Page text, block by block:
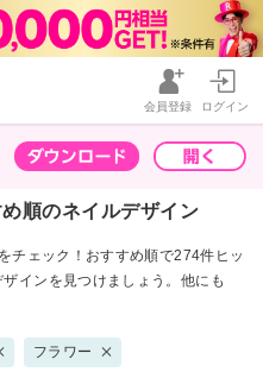
会員登録 ログイン
順のネイルデザイン
チェック！おすすめ順で274件ヒッ
インを見つけましょう。他にも
フラワー